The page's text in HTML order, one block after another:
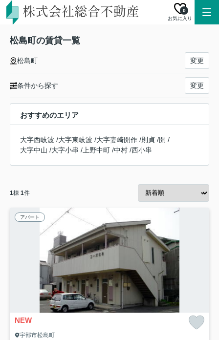
お気に入り
0
松島町の賃貸一覧
松島町 変更
条件から探す 変更
おすすめのエリア
大字西岐波 /大字東岐波 /大字妻崎開作 /則貞 /開 /
大字中山 /大字小串 / 上野中町 /中村 /西小串
1棟 1件
アパート
NEW
宇部市松島町